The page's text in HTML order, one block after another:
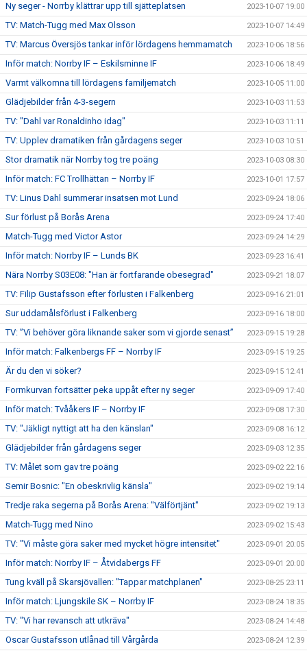
Ny seger - Norrby klättrar upp till sjätteplatsen 2023-10-07 19:00
TV: Match-Tugg med Max Olsson 2023-10-07 14:49
TV: Marcus Översjös tankar inför lördagens hemmamatch 2023-10-06 18:56
Inför match: Norrby IF – Eskilsminne IF 2023-10-06 18:49
Varmt välkomna till lördagens familjematch 2023-10-05 11:00
Glädjebilder från 4-3-segern 2023-10-03 11:53
TV: "Dahl var Ronaldinho idag" 2023-10-03 11:11
TV: Upplev dramatiken från gårdagens seger 2023-10-03 10:51
Stor dramatik när Norrby tog tre poäng 2023-10-03 08:30
Inför match: FC Trollhättan – Norrby IF 2023-10-01 17:57
TV: Linus Dahl summerar insatsen mot Lund 2023-09-24 18:06
Sur förlust på Borås Arena 2023-09-24 17:40
Match-Tugg med Victor Astor 2023-09-24 14:29
Inför match: Norrby IF – Lunds BK 2023-09-23 16:41
Nära Norrby S03E08: "Han är fortfarande obesegrad" 2023-09-21 18:07
TV: Filip Gustafsson efter förlusten i Falkenberg 2023-09-16 21:01
Sur uddamålsförlust i Falkenberg 2023-09-16 18:00
TV: ”Vi behöver göra liknande saker som vi gjorde senast” 2023-09-15 19:28
Inför match: Falkenbergs FF – Norrby IF 2023-09-15 19:25
Är du den vi söker? 2023-09-15 12:41
Formkurvan fortsätter peka uppåt efter ny seger 2023-09-09 17:40
Inför match: Tvååkers IF – Norrby IF 2023-09-08 17:30
TV: "Jäkligt nyttigt att ha den känslan" 2023-09-08 16:12
Glädjebilder från gårdagens seger 2023-09-03 12:35
TV: Målet som gav tre poäng 2023-09-02 22:16
Semir Bosnic: "En obeskrivlig känsla" 2023-09-02 19:14
Tredje raka segerna på Borås Arena: "Välförtjänt" 2023-09-02 19:13
Match-Tugg med Nino 2023-09-02 15:43
TV: "Vi måste göra saker med mycket högre intensitet" 2023-09-01 20:05
Inför match: Norrby IF – Åtvidabergs FF 2023-09-01 20:00
Tung kväll på Skarsjövallen: "Tappar matchplanen" 2023-08-25 23:11
Inför match: Ljungskile SK – Norrby IF 2023-08-24 18:35
TV: "Vi har revansch att utkräva" 2023-08-24 14:48
Oscar Gustafsson utlånad till Vårgårda 2023-08-24 12:39